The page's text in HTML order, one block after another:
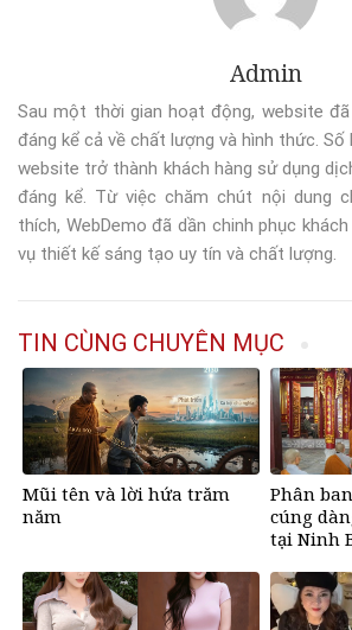
Admin
Sau một thời gian hoạt động, website
đáng kể cả về chất lượng và hình thức. Số
website trở thành khách hàng sử dụng
đáng kể. Từ việc chăm chút nội dung
thích, WebDemo đã dần chinh phục
vụ thiết kế sáng tạo uy tín và chất lượng.
TIN CÙNG CHUYÊN MỤC
Mũi tên và lời hứa trăm
năm
Phân
cúng
tại Ninh
Tam bảo